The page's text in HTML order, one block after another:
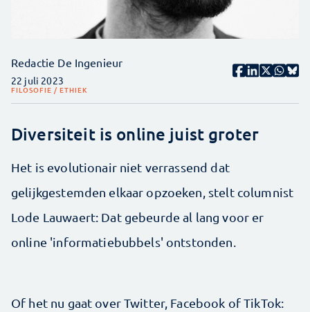
Redactie De Ingenieur
22 juli 2023
FILOSOFIE / ETHIEK
Diversiteit is online juist groter
Het is evolutionair niet verrassend dat
gelijkgestemden elkaar opzoeken, stelt columnist
Lode Lauwaert: Dat gebeurde al lang voor er
online 'informatiebubbels' ontstonden.
Of het nu gaat over Twitter, Facebook of TikTok: